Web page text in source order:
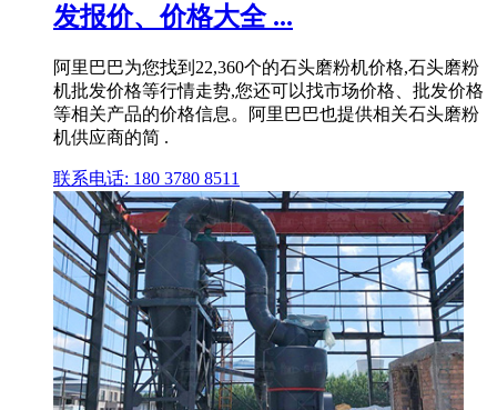
发报价、价格大全 ...
阿里巴巴为您找到22,360个的石头磨粉机价格,石头磨粉
机批发价格等行情走势,您还可以找市场价格、批发价格
等相关产品的价格信息。阿里巴巴也提供相关石头磨粉
机供应商的简 .
联系电话: 180 3780 8511